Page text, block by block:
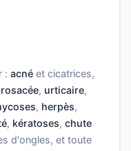
: acné et cicatrices,
rosacée, urticaire,
, herpès,
, kératoses, chute
d'ongles, et toute